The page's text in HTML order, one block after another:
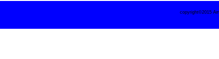
copyright©2015